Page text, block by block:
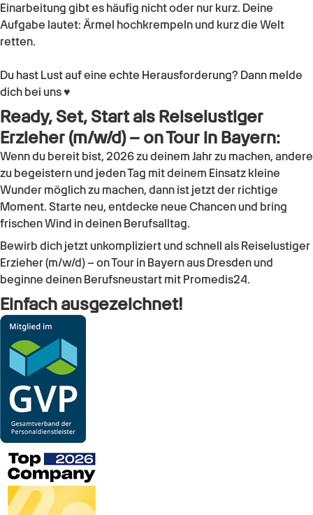
Einarbeitung gibt es häufig nicht oder nur kurz. Deine
Aufgabe lautet: Ärmel hochkrempeln und kurz die Welt
retten.
Du hast Lust auf eine echte Herausforderung? Dann melde
dich bei uns ♥
Ready, Set, Start als Reiselustiger
Erzieher (m/w/d) – on Tour in Bayern:
Wenn du bereit bist, 2026 zu deinem Jahr zu machen, andere
zu begeistern und jeden Tag mit deinem Einsatz kleine
Wunder möglich zu machen, dann ist jetzt der richtige
Moment. Starte neu, entdecke neue Chancen und bring
frischen Wind in deinen Berufsalltag.
Bewirb dich jetzt unkompliziert und schnell als Reiselustiger
Erzieher (m/w/d) – on Tour in Bayern aus Dresden und
beginne deinen Berufsneustart mit Promedis24.
Einfach ausgezeichnet!